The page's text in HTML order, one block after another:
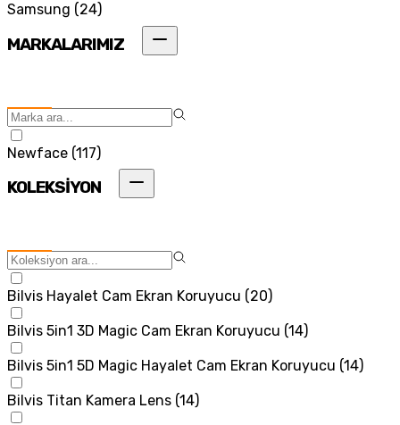
Samsung (24)
MARKALARIMIZ
Newface (117)
KOLEKSİYON
Bilvis Hayalet Cam Ekran Koruyucu (20)
Bilvis 5in1 3D Magic Cam Ekran Koruyucu (14)
Bilvis 5in1 5D Magic Hayalet Cam Ekran Koruyucu (14)
Bilvis Titan Kamera Lens (14)